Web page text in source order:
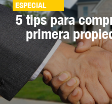
ESPECIAL
5 tips para
primera